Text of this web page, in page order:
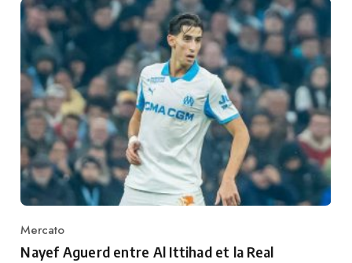
Category
Mercato
Nayef Aguerd entre Al Ittihad et la Real